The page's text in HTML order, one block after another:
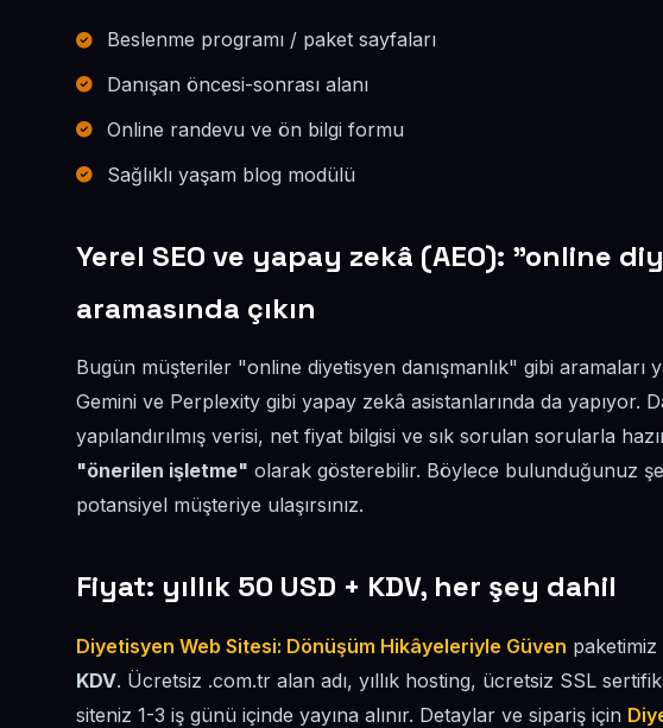
Beslenme programı / paket sayfaları
Danışan öncesi-sonrası alanı
Online randevu ve ön bilgi formu
Sağlıklı yaşam blog modülü
Yerel SEO ve yapay zekâ (AEO): "online
aramasında çıkın
Bugün müşteriler "online diyetisyen danışmanlık" gibi aramaları
Gemini ve Perplexity gibi yapay zekâ asistanlarında da yapıyor.
yapılandırılmış verisi, net fiyat bilgisi ve sık sorulan sorularla
"önerilen işletme" olarak gösterebilir. Böylece bulunduğunuz
potansiyel müşteriye ulaşırsınız.
Fiyat: yıllık 50 USD + KDV, her şey dahil
Diyetisyen Web Sitesi: Dönüşüm Hikâyeleriyle Güven
KDV. Ücretsiz .com.tr alan adı, yıllık hosting, ücretsiz SSL
siteniz 1-3 iş günü içinde yayına alınır. Detaylar ve sipariş için